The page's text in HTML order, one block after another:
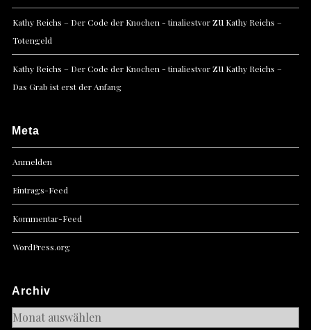
Kathy Reichs – Der Code der Knochen - tinaliestvorzu Kathy Reichs –
Totengeld
Kathy Reichs – Der Code der Knochen - tinaliestvorzu Kathy Reichs –
Das Grab ist erst der Anfang
Meta
Anmelden
Eintrags-Feed
Kommentar-Feed
WordPress.org
Archiv
Archiv